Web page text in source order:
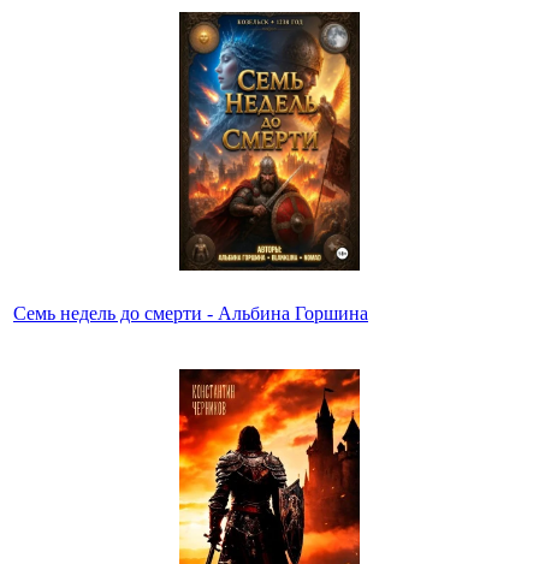
Семь недель до смерти - Альбина Горшина